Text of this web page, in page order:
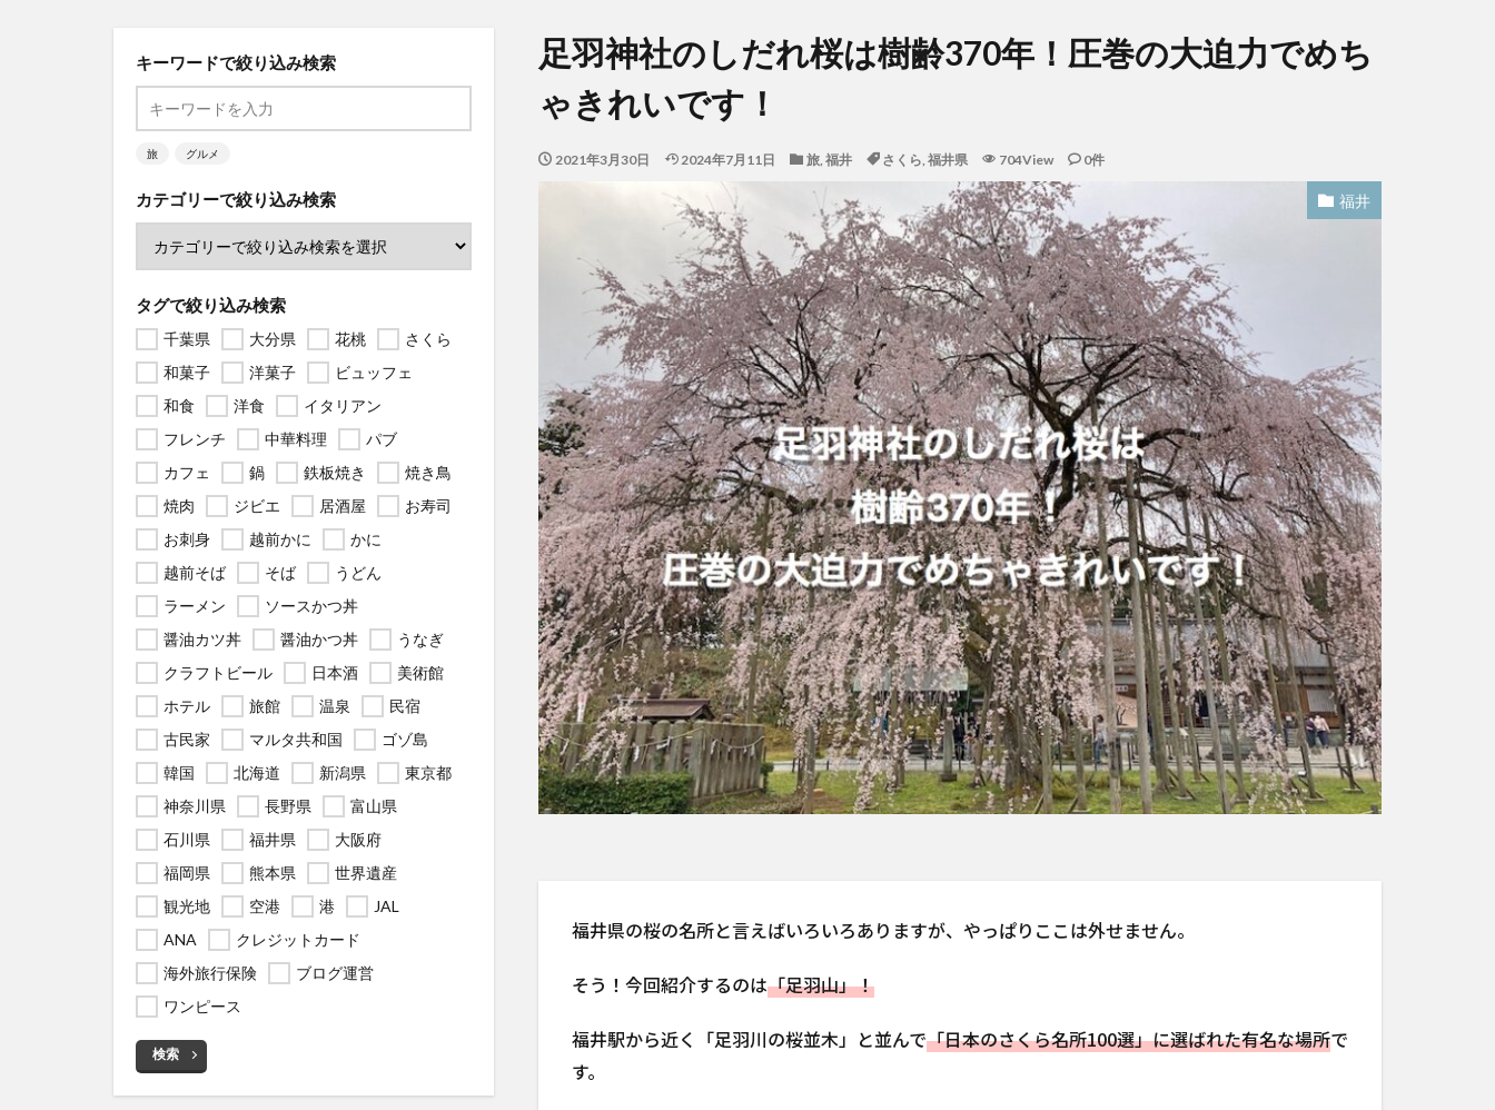
足羽神社のしだれ桜は樹齢370年！圧巻の大迫力でめち
ゃきれいです！
2021年3月30日 2024年7月11日 旅, 福井 さくら, 福井県 704View 0件
福井
福井県の桜の名所と言えばいろいろありますが、やっぱりここは外せません。
そう！今回紹介するのは「足羽山」！
福井駅から近く「足羽川の桜並木」と並んで「日本のさくら名所100選」に選ばれた有名な場所で
す。
キーワードで絞り込み検索
旅 グルメ
カテゴリーで絞り込み検索
タグで絞り込み検索
千葉県 大分県 花桃
さくら
和菓子
洋菓子
ビュッフェ
和食
洋食
イタリアン
フレンチ
中華料理
パブ
カフェ
鍋 鉄板焼き
焼き鳥
焼肉
ジビエ 居酒屋
お寿司
お刺身
越前かに
かに
越前そば
そば
うどん
ラーメン
ソースかつ丼
醤油カツ丼
醤油かつ丼
うなぎ
クラフトビール
日本酒
美術館
ホテル
旅館 温泉
民宿
古民家
マルタ共和国
ゴゾ島
韓国
北海道 新潟県
東京都
神奈川県
長野県
富山県
石川県
福井県
大阪府
福岡県
熊本県
世界遺産
観光地
空港 港
JAL
ANA
クレジットカード
海外旅行保険
ブログ運営
ワンピース
検索